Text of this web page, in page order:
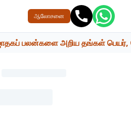
ஆலோசனை
பலன்களை அறிய தங்கள் பெயர்,